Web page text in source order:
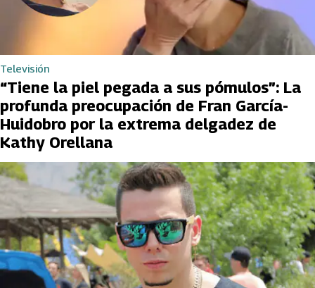
Televisión
“Tiene la piel pegada a sus pómulos”: La
profunda preocupación de Fran García-
Huidobro por la extrema delgadez de
Kathy Orellana